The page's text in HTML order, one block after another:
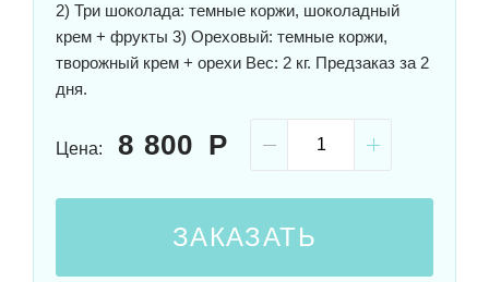
2) Три шоколада: темные коржи, шоколадный
крем + фрукты 3) Ореховый: темные коржи,
творожный крем + орехи Вес: 2 кг. Предзаказ за 2
дня.
Цена: 8 800
ЗАКАЗАТЬ